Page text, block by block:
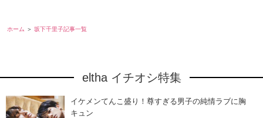
ホーム 坂下千里子記事一覧
eltha イチオシ特集
イケメンてんこ盛り！尊すぎる男子の純情ラブに胸
キュン